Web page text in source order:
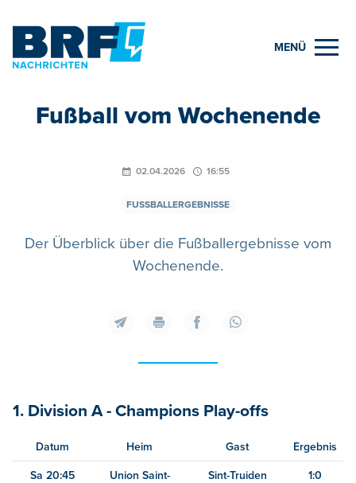
MENÜ
Fußball vom Wochenende
02.04.2026 16:55
FUSSBALLERGEBNISSE
Der Überblick über die Fußballergebnisse vom
Wochenende.
1. Division A - Champions Play-offs
Datum Heim Gast Ergebnis
Sa 20:45
Union Saint-
Sint-Truiden 1:0